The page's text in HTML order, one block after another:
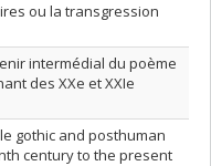
ou la transgression
intermédial du poème
des XXe et XXIe
gothic and posthuman
century to the present